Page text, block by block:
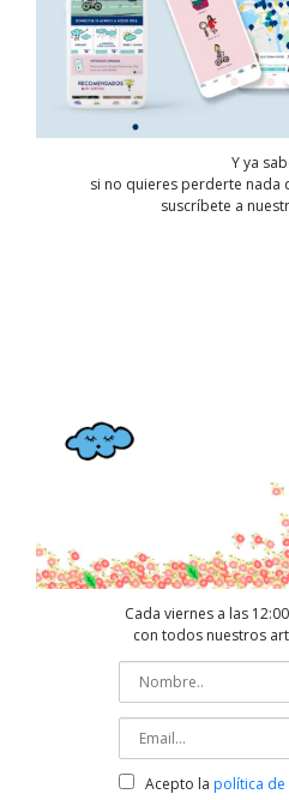
Y ya
si no quieres perderte nada
suscríbete a
Cada viernes a las
con todos nuestros
Acepto la política